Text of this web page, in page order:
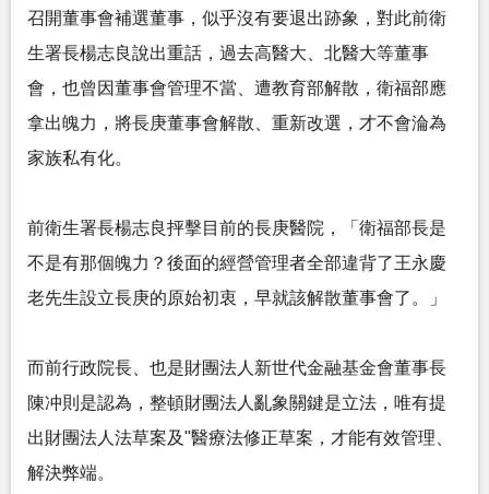
召開董事會補選董事，似乎沒有要退出跡象，對此前衛
生署長楊志良說出重話，過去高醫大、北醫大等董事
會，也曾因董事會管理不當、遭教育部解散，衛福部應
拿出魄力，將長庚董事會解散、重新改選，才不會淪為
家族私有化。
前衛生署長楊志良抨擊目前的長庚醫院，「衛福部長是
不是有那個魄力？後面的經營管理者全部違背了王永慶
老先生設立長庚的原始初衷，早就該解散董事會了。」
而前行政院長、也是財團法人新世代金融基金會董事長
陳冲則是認為，整頓財團法人亂象關鍵是立法，唯有提
出財團法人法草案及"醫療法修正草案，才能有效管理、
解決弊端。